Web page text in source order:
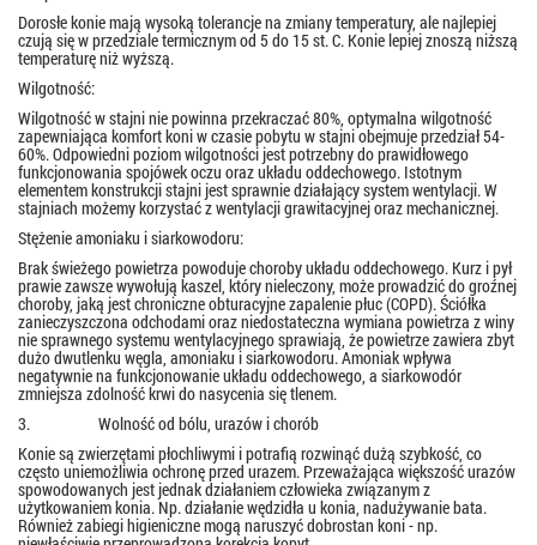
Dorosłe konie mają wysoką tolerancje na zmiany temperatury, ale najlepiej
czują się w przedziale termicznym od 5 do 15 st. C. Konie lepiej znoszą niższą
temperaturę niż wyższą.
Wilgotność:
Wilgotność w stajni nie powinna przekraczać 80%, optymalna wilgotność
zapewniająca komfort koni w czasie pobytu w stajni obejmuje przedział 54-
60%. Odpowiedni poziom wilgotności jest potrzebny do prawidłowego
funkcjonowania spojówek oczu oraz układu oddechowego. Istotnym
elementem konstrukcji stajni jest sprawnie działający system wentylacji. W
stajniach możemy korzystać z wentylacji grawitacyjnej oraz mechanicznej.
Stężenie amoniaku i siarkowodoru:
Brak świeżego powietrza powoduje choroby układu oddechowego. Kurz i pył
prawie zawsze wywołują kaszel, który nieleczony, może prowadzić do groźnej
choroby, jaką jest chroniczne obturacyjne zapalenie płuc (COPD). Ściółka
zanieczyszczona odchodami oraz niedostateczna wymiana powietrza z winy
nie sprawnego systemu wentylacyjnego sprawiają, że powietrze zawiera zbyt
dużo dwutlenku węgla, amoniaku i siarkowodoru. Amoniak wpływa
negatywnie na funkcjonowanie układu oddechowego, a siarkowodór
zmniejsza zdolność krwi do nasycenia się tlenem.
3. Wolność od bólu, urazów i chorób
Konie są zwierzętami płochliwymi i potrafią rozwinąć dużą szybkość, co
często uniemożliwia ochronę przed urazem. Przeważająca większość urazów
spowodowanych jest jednak działaniem człowieka związanym z
użytkowaniem konia. Np. działanie wędzidła u konia, nadużywanie bata.
Również zabiegi higieniczne mogą naruszyć dobrostan koni - np.